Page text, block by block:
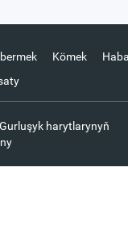
Kömek
harytlarynyň